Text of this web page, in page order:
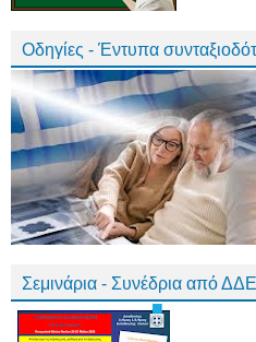
Οδηγίες - Έντυπα
Σεμινάρια - Συνέδρια από